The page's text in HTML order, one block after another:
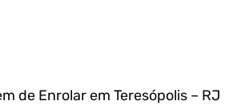
de Enrolar em Teresópolis – RJ